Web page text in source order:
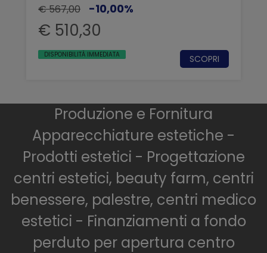
€ 567,00
-10,00%
€ 510,30
DISPONIBILITÀ IMMEDIATA SCOPRI
Produzione e Fornitura
Apparecchiature estetiche -
Prodotti estetici - Progettazione
centri estetici, beauty farm, centri
benessere, palestre, centri medico
estetici - Finanziamenti a fondo
perduto per apertura centro